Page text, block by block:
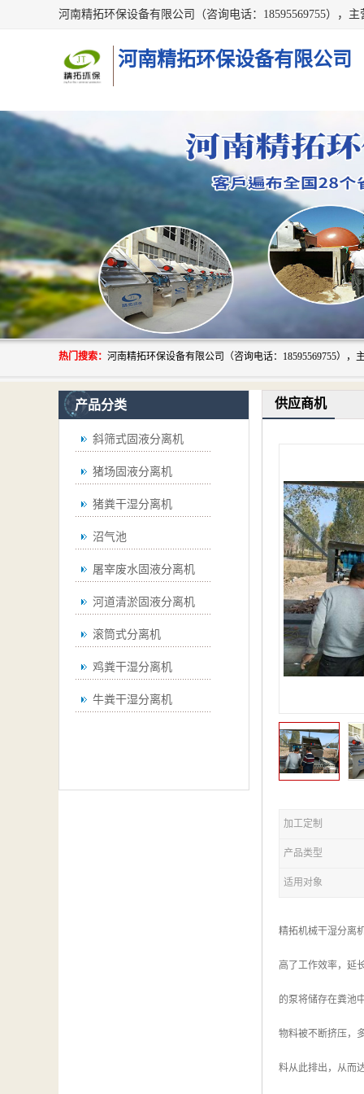
河南精拓环保设备有限公司
热门搜索：
产品分类
斜筛式固液分离机
猪场固液分离机
猪粪干湿分离机
沼气池
屠宰废水固液分离机
河道清淤固液分离机
滚筒式分离机
鸡粪干湿分离机
牛粪干湿分离机
供应商机
加工定制
产品类型
适用对象
精拓机械干湿分离
高了工作效率，延
的泵将储存在粪池
物料被不断挤压，
料从此排出，从而